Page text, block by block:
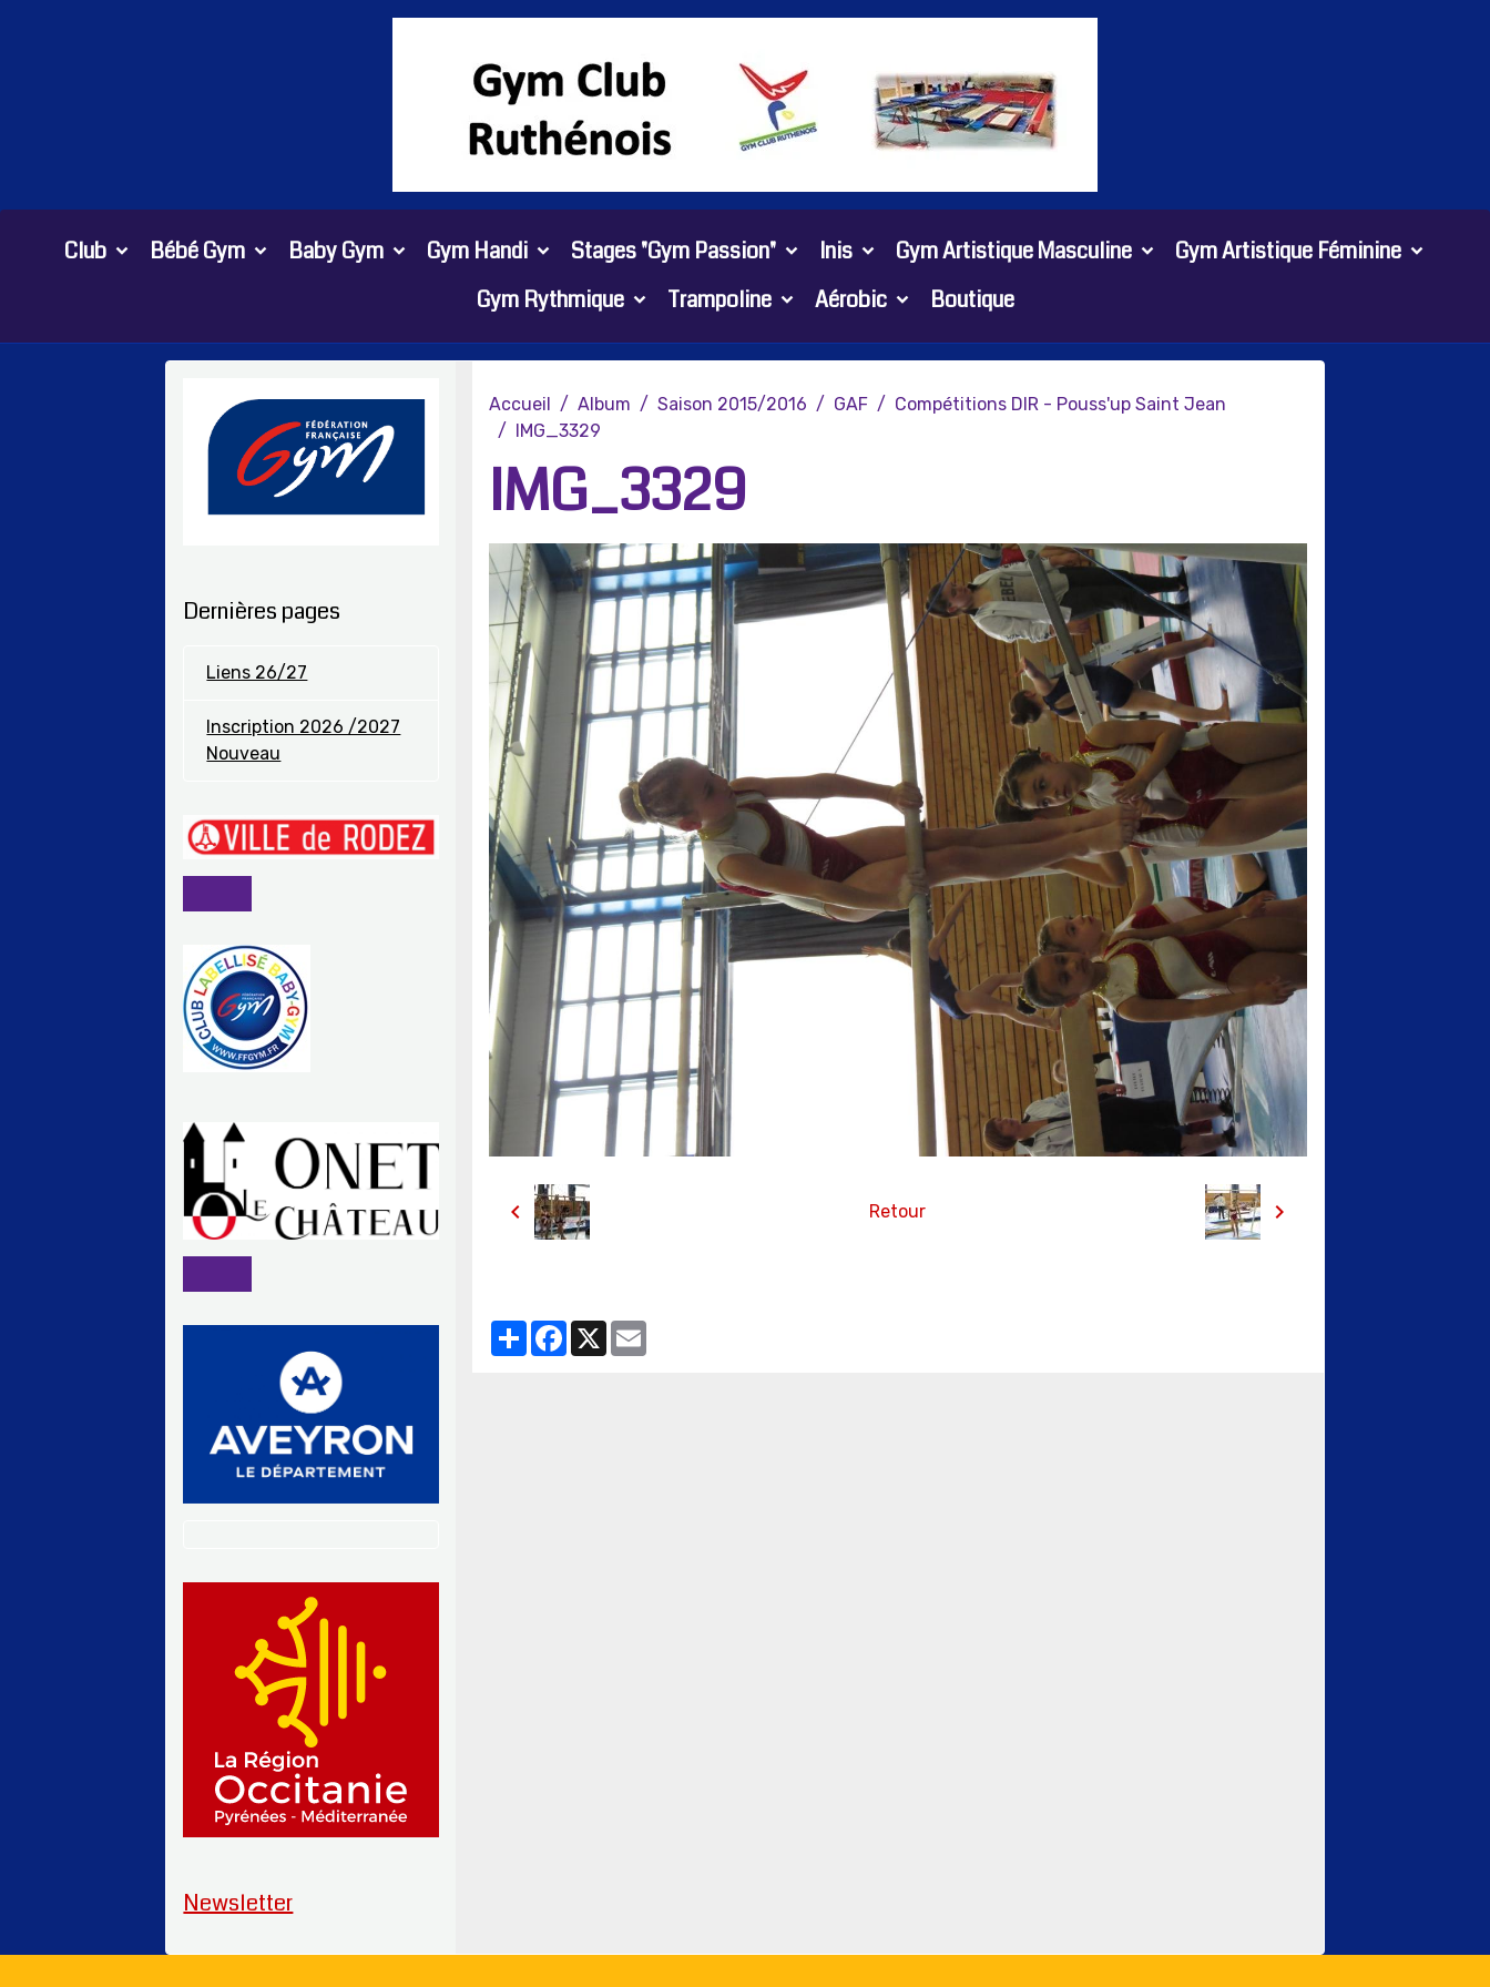
Club Bébé Gym Baby Gym Gym Handi Stages "Gym Passion" Inis Gym Artistique Masculine
Gym Artistique Féminine
Gym Rythmique
Trampoline Aérobic Boutique
Accueil Album Saison 2015/2016 GAF
Compétitions DIR - Pouss'up Saint Jean
IMG_3329
IMG_3329
Retour
PartagerFacebook
X
Dernières pages
Liens 26/27
Inscription 2026 /2027
Nouveau
Newsletter